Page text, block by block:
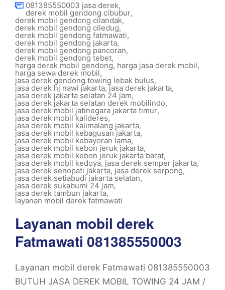
081385550003 jasa derek,
derek mobil gendong cibubur,
derek mobil gendong cilandak,
derek mobil gendong ciledug,
derek mobil gendong fatmawati,
derek mobil gendong jakarta,
derek mobil gendong pancoran,
derek mobil gendong tebet,
harga derek mobil gendong, harga jasa derek mobil,
harga sewa derek mobil,
jasa derek gendong towing lebak bulus,
jasa derek hj nawi jakarta,jasa derek jakarta,
jasa derek jakarta selatan 24 jam,
jasa derek jakarta selatan derek mobilindo,
jasa derek mobil jatinegara jakarta timur,
jasa derek mobil kalideres,
jasa derek mobil kalimalang jakarta,
jasa derek mobil kebagusan jakarta,
jasa derek mobil kebayoran lama,
jasa derek mobil kebon jeruk jakarta,
jasa derek mobil kebon jeruk jakarta barat,
jasa derek mobil kedoya, jasa derek semper jakarta,
jasa derek senopati jakarta, jasa derek serpong,
jasa derek setiabudi jakarta selatan,
jasa derek sukabumi 24 jam,
jasa derek tambun jakarta,
layanan mobil derek fatmawati
Layanan mobil derek
Fatmawati 081385550003
Layanan mobil derek Fatmawati 081385550003
BUTUH JASA DEREK MOBIL TOWING 24 JAM /